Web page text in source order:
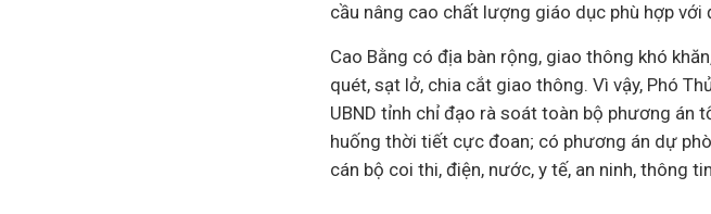
cầu nâng cao chất lượng giáo dục phù hợp với
Cao Bằng có địa bàn rộng, giao thông khó
quét, sạt lở, chia cắt giao thông. Vì vậy, Phó
UBND tỉnh chỉ đạo rà soát toàn bộ phương
huống thời tiết cực đoan; có phương án dự
cán bộ coi thi, điện, nước, y tế, an ninh, thông